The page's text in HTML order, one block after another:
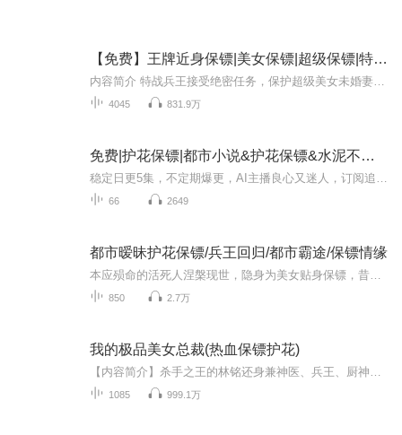
【免费】王牌近身保镖|美女保镖|超级保镖|特战兵王
4045 831.9万
免费|护花保镖|都市小说&护花保镖&水泥不是泥
66 2649
都市暧昧护花保镖/兵王回归/都市霸途/保镖情缘
850 2.7万
我的极品美女总裁(热血保镖护花)
1085 999.1万